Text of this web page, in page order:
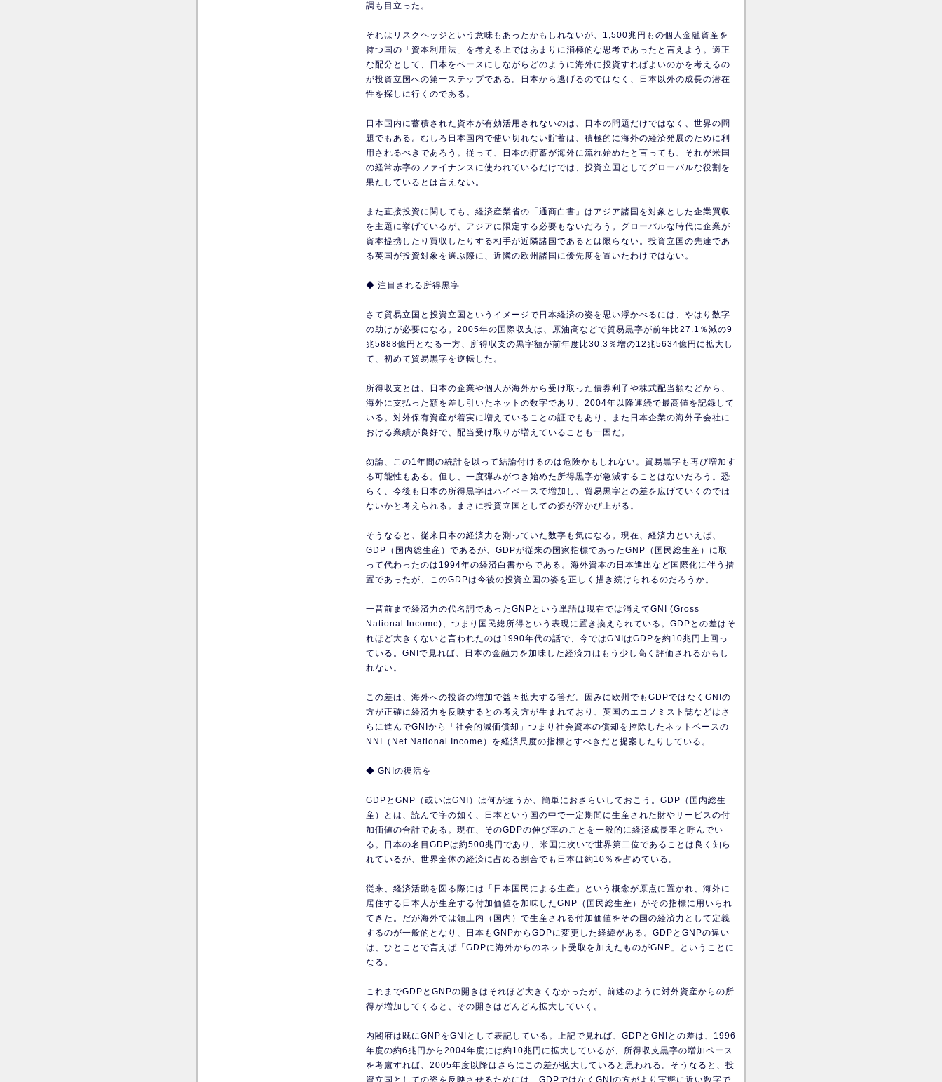
調も目立った。
それはリスクヘッジという意味もあったかもしれないが、1,500兆円もの個人金融資産を
持つ国の「資本利用法」を考える上ではあまりに消極的な思考であったと言えよう。適正
な配分として、日本をベースにしながらどのように海外に投資すればよいのかを考えるの
が投資立国への第一ステップである。日本から逃げるのではなく、日本以外の成長の潜在
性を探しに行くのである。
日本国内に蓄積された資本が有効活用されないのは、日本の問題だけではなく、世界の問
題でもある。むしろ日本国内で使い切れない貯蓄は、積極的に海外の経済発展のために利
用されるべきであろう。従って、日本の貯蓄が海外に流れ始めたと言っても、それが米国
の経常赤字のファイナンスに使われているだけでは、投資立国としてグローバルな役割を
果たしているとは言えない。
また直接投資に関しても、経済産業省の「通商白書」はアジア諸国を対象とした企業買収
を主題に挙げているが、アジアに限定する必要もないだろう。グローバルな時代に企業が
資本提携したり買収したりする相手が近隣諸国であるとは限らない。投資立国の先達であ
る英国が投資対象を選ぶ際に、近隣の欧州諸国に優先度を置いたわけではない。
◆ 注目される所得黒字
さて貿易立国と投資立国というイメージで日本経済の姿を思い浮かべるには、やはり数字
の助けが必要になる。2005年の国際収支は、原油高などで貿易黒字が前年比27.1％減の9
兆5888億円となる一方、所得収支の黒字額が前年度比30.3％増の12兆5634億円に拡大し
て、初めて貿易黒字を逆転した。
所得収支とは、日本の企業や個人が海外から受け取った債券利子や株式配当額などから、
海外に支払った額を差し引いたネットの数字であり、2004年以降連続で最高値を記録して
いる。対外保有資産が着実に増えていることの証でもあり、また日本企業の海外子会社に
おける業績が良好で、配当受け取りが増えていることも一因だ。
勿論、この1年間の統計を以って結論付けるのは危険かもしれない。貿易黒字も再び増加す
る可能性もある。但し、一度弾みがつき始めた所得黒字が急減することはないだろう。恐
らく、今後も日本の所得黒字はハイペースで増加し、貿易黒字との差を広げていくのでは
ないかと考えられる。まさに投資立国としての姿が浮かび上がる。
そうなると、従来日本の経済力を測っていた数字も気になる。現在、経済力といえば、
GDP（国内総生産）であるが、GDPが従来の国家指標であったGNP（国民総生産）に取
って代わったのは1994年の経済白書からである。海外資本の日本進出など国際化に伴う措
置であったが、このGDPは今後の投資立国の姿を正しく描き続けられるのだろうか。
一昔前まで経済力の代名詞であったGNPという単語は現在では消えてGNI (Gross
National Income)、つまり国民総所得という表現に置き換えられている。GDPとの差はそ
れほど大きくないと言われたのは1990年代の話で、今ではGNIはGDPを約10兆円上回っ
ている。GNIで見れば、日本の金融力を加味した経済力はもう少し高く評価されるかもし
れない。
この差は、海外への投資の増加で益々拡大する筈だ。因みに欧州でもGDPではなくGNIの
方が正確に経済力を反映するとの考え方が生まれており、英国のエコノミスト誌などはさ
らに進んでGNIから「社会的減価償却」つまり社会資本の償却を控除したネットベースの
NNI（Net National Income）を経済尺度の指標とすべきだと提案したりしている。
◆ GNIの復活を
GDPとGNP（或いはGNI）は何が違うか、簡単におさらいしておこう。GDP（国内総生
産）とは、読んで字の如く、日本という国の中で一定期間に生産された財やサービスの付
加価値の合計である。現在、そのGDPの伸び率のことを一般的に経済成長率と呼んでい
る。日本の名目GDPは約500兆円であり、米国に次いで世界第二位であることは良く知ら
れているが、世界全体の経済に占める割合でも日本は約10％を占めている。
従来、経済活動を図る際には「日本国民による生産」という概念が原点に置かれ、海外に
居住する日本人が生産する付加価値を加味したGNP（国民総生産）がその指標に用いられ
てきた。だが海外では領土内（国内）で生産される付加価値をその国の経済力として定義
するのが一般的となり、日本もGNPからGDPに変更した経緯がある。GDPとGNPの違い
は、ひとことで言えば「GDPに海外からのネット受取を加えたものがGNP」ということに
なる。
これまでGDPとGNPの開きはそれほど大きくなかったが、前述のように対外資産からの所
得が増加してくると、その開きはどんどん拡大していく。
内閣府は既にGNPをGNIとして表記している。上記で見れば、GDPとGNIとの差は、1996
年度の約6兆円から2004年度には約10兆円に拡大しているが、所得収支黒字の増加ペース
を考慮すれば、2005年度以降はさらにこの差が拡大していると思われる。そうなると、投
資立国としての姿を反映させるためには、GDPではなくGNIの方がより実態に近い数字で